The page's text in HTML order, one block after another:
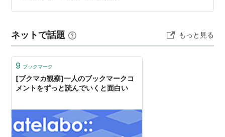
ネットで話題 もっと見る
9 ブックマーク
[ブクマカ観察]一人のブックマークコ
メントをずっと読んでいくと面白い